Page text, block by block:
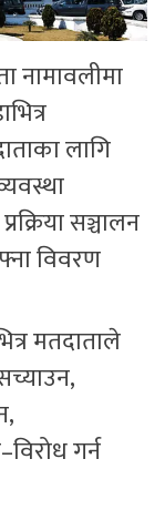
नामावलीमा
लागि
सञ्चालन
विवरण
मतदाताले
गर्न